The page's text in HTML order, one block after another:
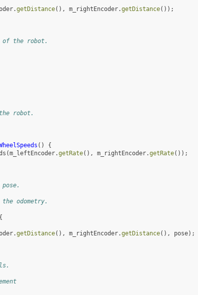
.getDistance(), m_rightEncoder.getDistance());
the robot.
robot.
()
{
(m_leftEncoder.getRate(), m_rightEncoder.getRate());
odometry.
{
.getDistance(), m_rightEncoder.getDistance(), pose);